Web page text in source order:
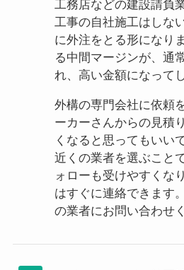
工務店などの建設請負
工事の自社施工はしな
に外注をとる形になり
る中間マージンが、通
れ、高い金額になって
外構の専門会社に依頼
ーカーさんからの見積
くなると思ってもいい
近くの業者を選ぶこと
ォローも受けやすくな
はすぐに連絡できます
の業者にお問い合わせ